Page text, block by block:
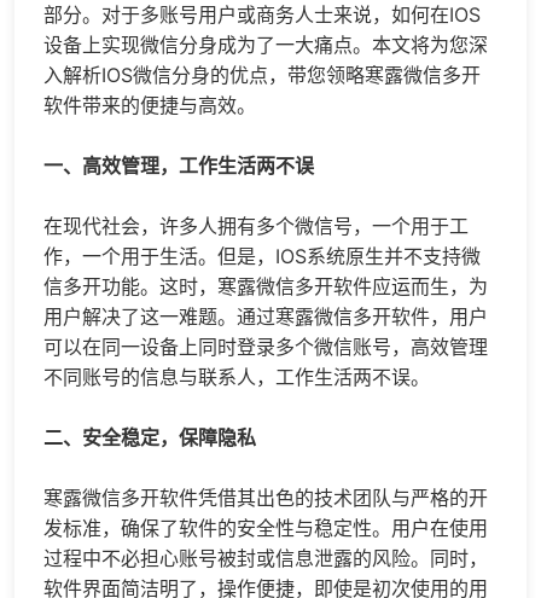
部分。对于多账号用户或商务人士来说，如何在IOS
设备上实现微信分身成为了一大痛点。本文将为您深
入解析IOS微信分身的优点，带您领略寒露微信多开
软件带来的便捷与高效。
一、高效管理，工作生活两不误
在现代社会，许多人拥有多个微信号，一个用于工
作，一个用于生活。但是，IOS系统原生并不支持微
信多开功能。这时，寒露微信多开软件应运而生，为
用户解决了这一难题。通过寒露微信多开软件，用户
可以在同一设备上同时登录多个微信账号，高效管理
不同账号的信息与联系人，工作生活两不误。
二、安全稳定，保障隐私
寒露微信多开软件凭借其出色的技术团队与严格的开
发标准，确保了软件的安全性与稳定性。用户在使用
过程中不必担心账号被封或信息泄露的风险。同时，
软件界面简洁明了，操作便捷，即使是初次使用的用